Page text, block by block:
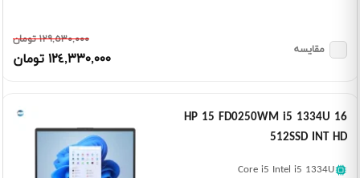
١٢٩,٥٣٠,٠٠٠ تومان
١٢٤,٣٣٠,٠٠٠ تومان
مقایسه
HP 15 FD0250WM i5 1334U 16
512SSD INT HD
Core i5 Intel i5 1334U